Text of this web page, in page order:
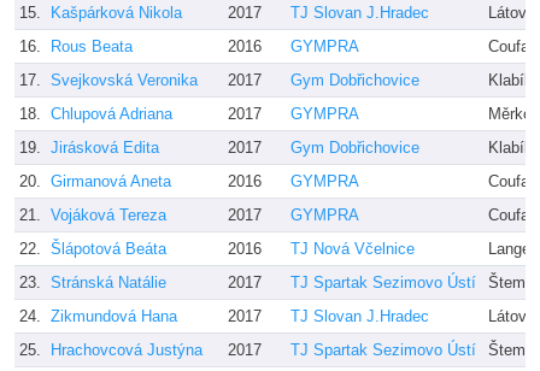
15.
Kašpárková Nikola 2017 TJ Slovan J.Hradec
16.
Rous Beata 2016 GYMPRA
17. Svejkovská Veronika 2017 Gym Dobřichovice
18. Chlupová Adriana 2017 GYMPRA
19. Jirásková Edita 2017 Gym Dobřichovice
20. Girmanová Aneta 2016 GYMPRA
21. Vojáková Tereza 2017 GYMPRA
22. Šlápotová Beáta 2016 TJ Nová Včelnice
23. Stránská Natálie 2017 TJ Spartak Sezimovo Ústí
24. Zikmundová Hana 2017 TJ Slovan J.Hradec
25.
Hrachovcová Justýna 2017 TJ Spartak Sezimovo Ústí